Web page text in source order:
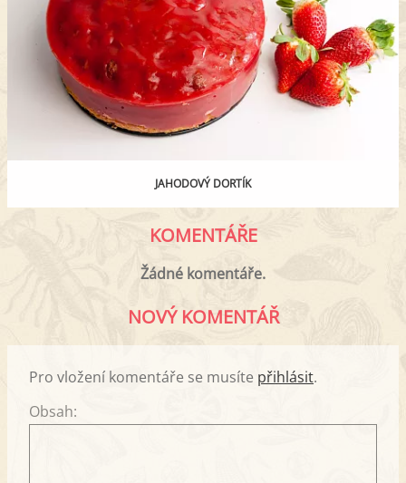
JAHODOVÝ DORTÍK
KOMENTÁŘE
Žádné komentáře.
NOVÝ KOMENTÁŘ
Pro vložení komentáře se musíte přihlásit.
Obsah: